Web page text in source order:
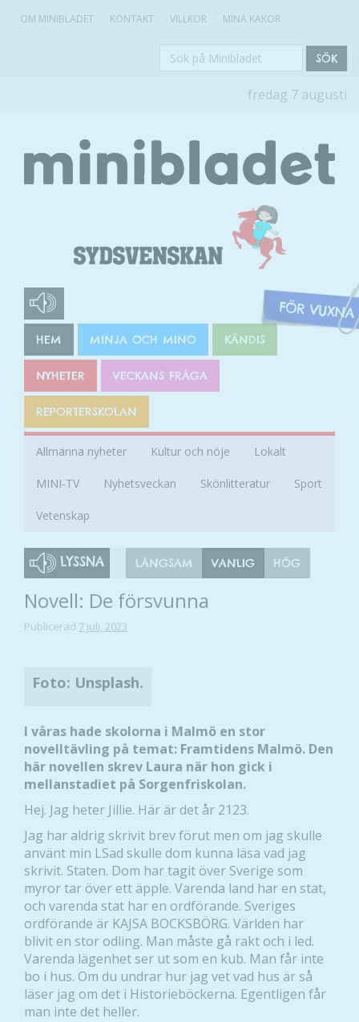
OM MINIBLADET KONTAKT VILLKOR MINA KAKOR
Sök
SÖK
fredag 7 augusti
HEM MINJA OCH MINO KÄNDIS
NYHETER VECKANS FRÅGA
REPORTERSKOLAN
Allmänna nyheter Kultur och nöje Lokalt
MINI-TV Nyhetsveckan Skönlitteratur Sport
Vetenskap
LYSSNA LÅNGSAM VANLIG HÖG
Novell: De försvunna
Publicerad 7 juli, 2023
Foto: Unsplash.
I våras hade skolorna i Malmö en stor
novelltävling på temat: Framtidens Malmö. Den
här novellen skrev Laura när hon gick i
mellanstadiet på Sorgenfriskolan.
Hej. Jag heter Jillie. Här är det år 2123.
Jag har aldrig skrivit brev förut men om jag skulle
använt min LSad skulle dom kunna läsa vad jag
skrivit. Staten. Dom har tagit över Sverige som
myror tar över ett äpple. Varenda land har en stat,
och varenda stat har en ordförande. Sveriges
ordförande är KAJSA BOCKSBÖRG. Världen har
blivit en stor odling. Man måste gå rakt och i led.
Varenda lägenhet ser ut som en kub. Man får inte
bo i hus. Om du undrar hur jag vet vad hus är så
läser jag om det i Historieböckerna. Egentligen får
man inte det heller.